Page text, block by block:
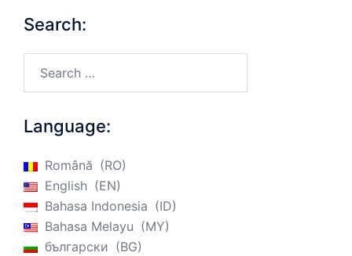
Search:
Language:
Română
RO
English
EN
Bahasa Indonesia
ID
Bahasa Melayu
MY
български
BG